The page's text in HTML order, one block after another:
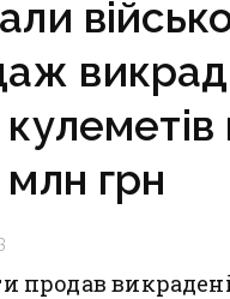
кулеметів
млн грн
продав